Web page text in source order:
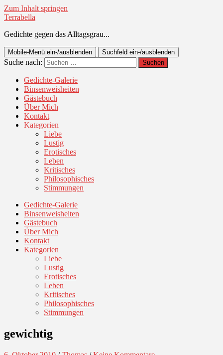
Zum Inhalt springen
Terrabella
Gedichte gegen das Alltagsgrau...
Mobile-Menü ein-/ausblenden Suchfeld ein-/ausblenden
Suche nach:
Gedichte-Galerie
Binsenweisheiten
Gästebuch
Über Mich
Kontakt
Kategorien
Liebe
Lustig
Erotisches
Leben
Kritisches
Philosophisches
Stimmungen
Gedichte-Galerie
Binsenweisheiten
Gästebuch
Über Mich
Kontakt
Kategorien
Liebe
Lustig
Erotisches
Leben
Kritisches
Philosophisches
Stimmungen
gewichtig